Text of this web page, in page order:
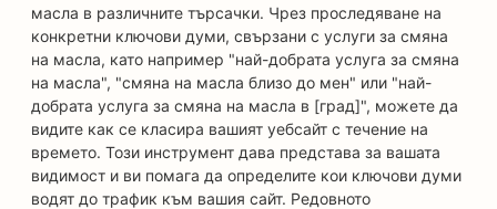
масла в различните търсачки. Чрез проследяване на
конкретни ключови думи, свързани с услуги за смяна
на масла, като например "най-добрата услуга за смяна
на масла", "смяна на масла близо до мен" или "най-
добрата услуга за смяна на масла в [град]", можете да
видите как се класира вашият уебсайт с течение на
времето. Този инструмент дава представа за вашата
видимост и ви помага да определите кои ключови думи
водят до трафик към вашия сайт. Редовното